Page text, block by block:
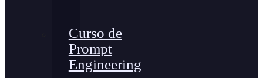
Curso de
Prompt
Engineering